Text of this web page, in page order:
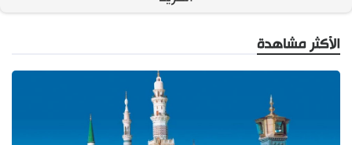
الأكثر مشاهدة